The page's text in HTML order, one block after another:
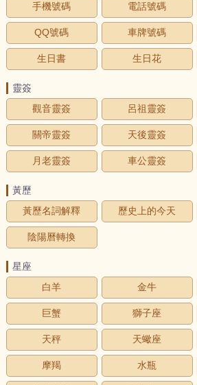
手機號碼
電話號碼
QQ號碼 車牌號碼
生日書 生日花
靈簽
觀音靈簽
呂祖靈簽
關帝靈簽 天後靈簽
月老靈簽 車公靈簽
黃歷
黃歷名詞解釋
歷史上的今天
陰陽曆轉換
星座
白羊
金牛
巨蟹 獅子座
天秤 天蠍座
摩羯 水瓶